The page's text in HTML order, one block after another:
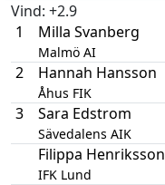
Vind: +2.9
1
Milla Svanberg
Malmö AI
2 Hannah Hansson
Åhus FIK
3 Sara Edstrom
Sävedalens AIK
Filippa Henriksson
IFK Lund